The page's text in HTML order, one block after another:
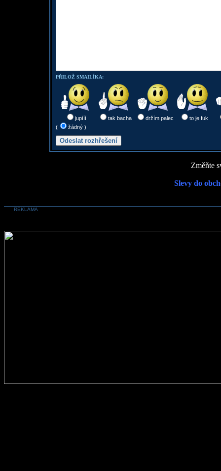
PŘILOŽ SMAILÍKA:
jupííí tak bacha držím palec
to je fuk
(
žádný )
Změňte
Slevy do
REKLAMA